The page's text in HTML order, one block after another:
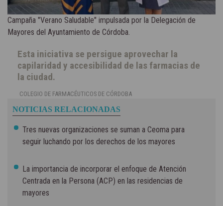
Campaña "Verano Saludable" impulsada por la Delegación de
Mayores del Ayuntamiento de Córdoba.
Esta iniciativa se persigue aprovechar la
capilaridad y accesibilidad de las farmacias de
la ciudad.
COLEGIO DE FARMACÉUTICOS DE CÓRDOBA
NOTICIAS RELACIONADAS
Tres nuevas organizaciones se suman a Ceoma para
seguir luchando por los derechos de los mayores
La importancia de incorporar el enfoque de Atención
Centrada en la Persona (ACP) en las residencias de
mayores